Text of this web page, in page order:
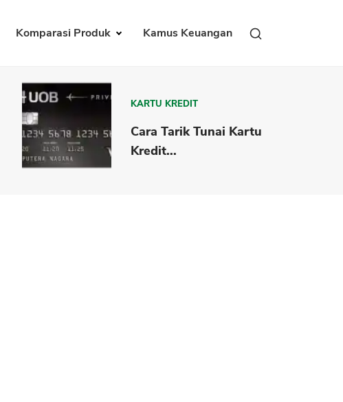
Komparasi Produk Kamus Keuangan
KARTU KREDIT
Cara Tarik Tunai Kartu
Kredit...